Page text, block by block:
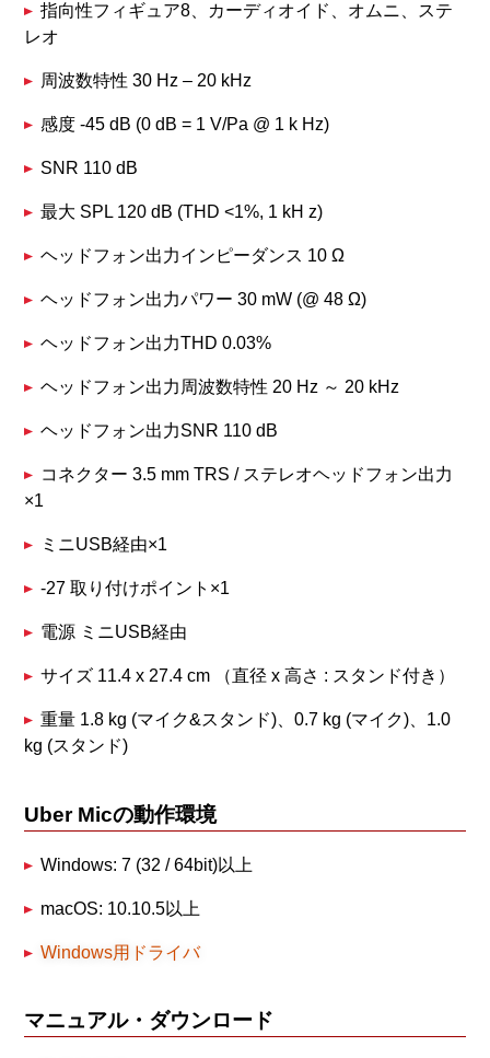
指向性フィギュア8、カーディオイド、オムニ、ステ
レオ
周波数特性 30 Hz – 20 kHz
感度 -45 dB (0 dB = 1 V/Pa @ 1 k Hz)
SNR 110 dB
最大 SPL 120 dB (THD <1%, 1 kH z)
ヘッドフォン出力インピーダンス 10 Ω
ヘッドフォン出力パワー 30 mW (@ 48 Ω)
ヘッドフォン出力THD 0.03%
ヘッドフォン出力周波数特性 20 Hz ～ 20 kHz
ヘッドフォン出力SNR 110 dB
コネクター 3.5 mm TRS / ステレオヘッドフォン出力
×1
ミニUSB経由×1
-27 取り付けポイント×1
電源 ミニUSB経由
サイズ 11.4 x 27.4 cm （直径 x 高さ : スタンド付き）
重量 1.8 kg (マイク&スタンド)、0.7 kg (マイク)、1.0
kg (スタンド)
Uber Micの動作環境
Windows: 7 (32 / 64bit)以上
macOS: 10.10.5以上
Windows用ドライバ
マニュアル・ダウンロード